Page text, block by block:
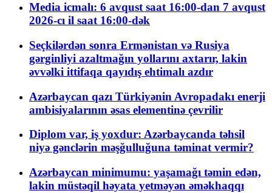
Media icmalı: 6 avqust saat 16:00-dan 7 avqust
2026-cı il saat 16:00-dək
Seçkilərdən sonra Ermənistan və Rusiya
gərginliyi azaltmağın yollarını axtarır, lakin
əvvəlki ittifaqa qayıdış ehtimalı azdır
Azərbaycan qazı Türkiyənin Avropadakı enerji
ambisiyalarının əsas elementinə çevrilir
Diplom var, iş yoxdur: Azərbaycanda təhsil
niyə gənclərin məşğulluğuna təminat vermir?
Azərbaycan minimumu: yaşamağı təmin edən,
lakin müstəqil həyata yetməyən əməkhaqqı